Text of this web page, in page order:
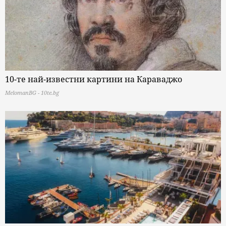
10-те най-известни картини на Караваджо
MelomanBG - 10te.bg